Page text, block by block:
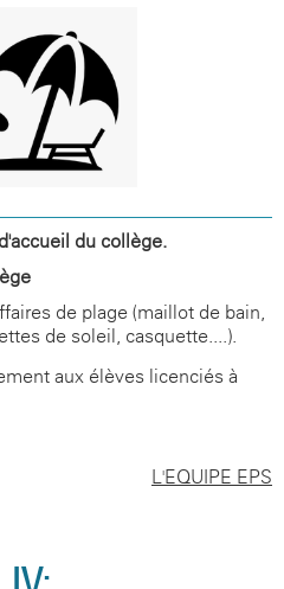
du collège.
de plage (maillot de bain,
de soleil, casquette....).
aux élèves licenciés à
L'EQUIPE EPS